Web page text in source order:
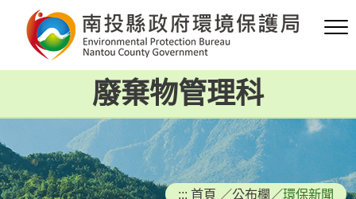
要
容
區
塊
廢棄物管理科
::: 首頁 ／公布欄 ／環保新聞